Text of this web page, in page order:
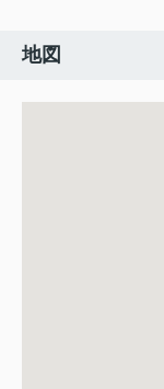
地図